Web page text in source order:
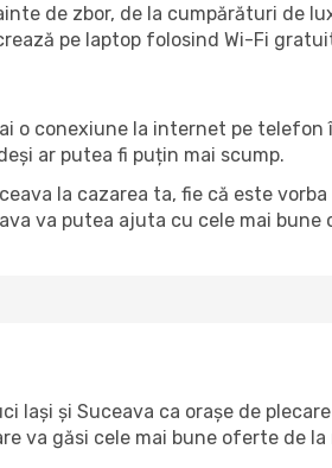
de zbor, de la cumpărături de
pe laptop folosind Wi-Fi
o conexiune la internet pe telefon
ar putea fi puțin mai scump.
la cazarea ta, fie că este
va putea ajuta cu cele mai bune
Iași și Suceava ca orașe de
va găsi cele mai bune oferte de